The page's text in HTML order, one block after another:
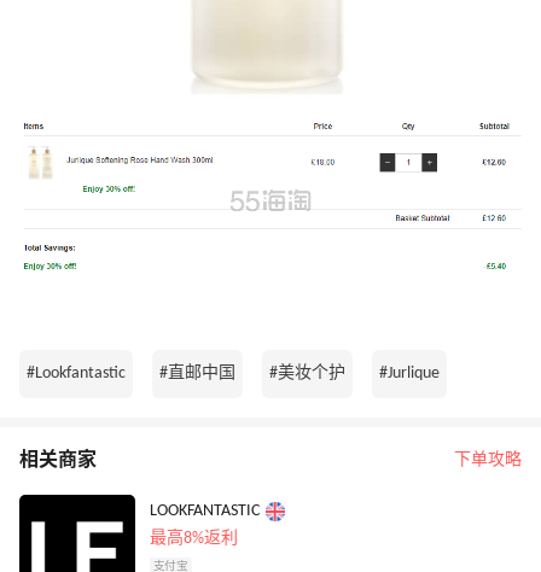
#Lookfantastic #直邮中国 #美妆个护 #Jurlique
相关商家 下单攻略
LOOKFANTASTIC
最高8%返利
支付宝